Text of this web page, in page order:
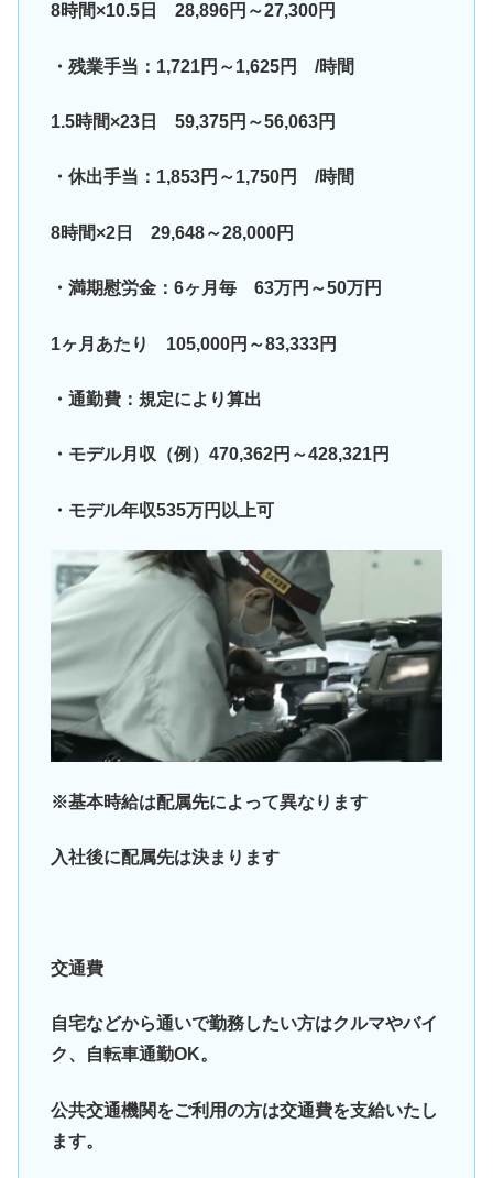
8時間×10.5日 28,896円～27,300円
・残業手当：1,721円～1,625円 /時間
1.5時間×23日 59,375円～56,063円
・休出手当：1,853円～1,750円 /時間
8時間×2日 29,648～28,000円
・満期慰労金：6ヶ月毎 63万円～50万円
1ヶ月あたり 105,000円～83,333円
・通勤費：規定により算出
・モデル月収（例）470,362円～428,321円
・モデル年収535万円以上可
※基本時給は配属先によって異なります
入社後に配属先は決まります
交通費
自宅などから通いで勤務したい方はクルマやバイ
ク、自転車通勤OK。
公共交通機関をご利用の方は交通費を支給いたし
ます。